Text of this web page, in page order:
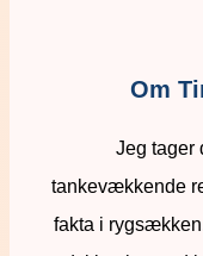
Om
Jeg tager
tankevækkende
fakta i